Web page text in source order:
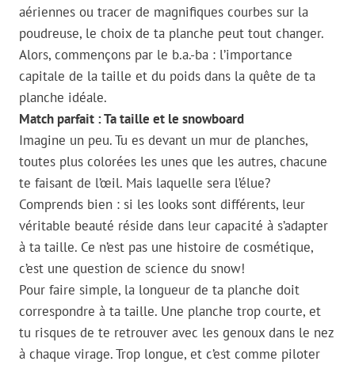
aériennes ou tracer de magnifiques courbes sur la
poudreuse, le choix de ta planche peut tout changer.
Alors, commençons par le b.a.-ba : l’importance
capitale de la taille et du poids dans la quête de ta
planche idéale.
Match parfait : Ta taille et le snowboard
Imagine un peu. Tu es devant un mur de planches,
toutes plus colorées les unes que les autres, chacune
te faisant de l’œil. Mais laquelle sera l’élue?
Comprends bien : si les looks sont différents, leur
véritable beauté réside dans leur capacité à s’adapter
à ta taille. Ce n’est pas une histoire de cosmétique,
c’est une question de science du snow!
Pour faire simple, la longueur de ta planche doit
correspondre à ta taille. Une planche trop courte, et
tu risques de te retrouver avec les genoux dans le nez
à chaque virage. Trop longue, et c’est comme piloter